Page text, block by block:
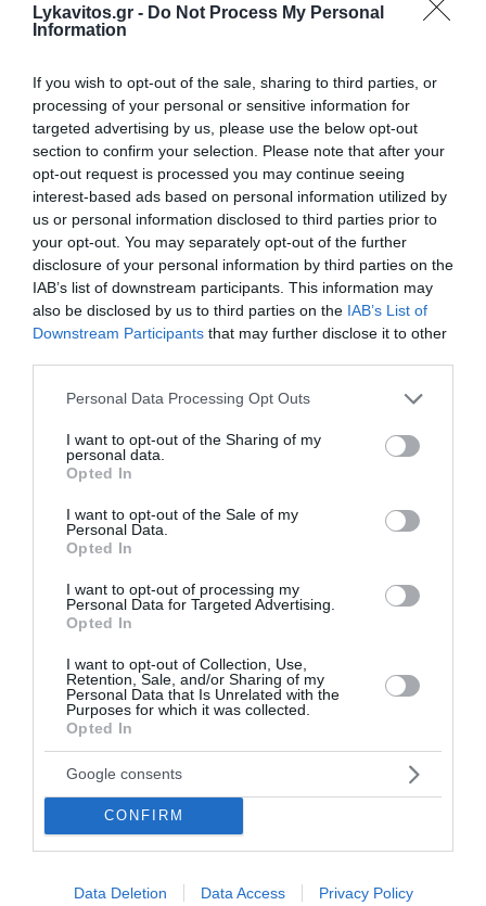
Lykavitos.gr - Do Not Process My Personal
Information
If you wish to opt-out of the sale, sharing to third parties, or
processing of your personal or sensitive information for
targeted advertising by us, please use the below opt-out
section to confirm your selection. Please note that after your
opt-out request is processed you may continue seeing
interest-based ads based on personal information utilized by
us or personal information disclosed to third parties prior to
your opt-out. You may separately opt-out of the further
disclosure of your personal information by third parties on the
IAB’s list of downstream participants. This information may
also be disclosed by us to third parties on the IAB’s List of
Downstream Participants that may further disclose it to other
Please note that this website/app uses one or more Google
not limited to your visit or usage behaviour. You may click to
grant or deny consent to Google and its third-party tags to
use your data for below specified purposes in below Google
consent section.
Personal Data Processing Opt Outs
I want to opt-out of the Sharing of my
personal data.
Opted In
I want to opt-out of the Sale of my
Personal Data.
Opted In
I want to opt-out of processing my
Personal Data for Targeted Advertising.
Opted In
I want to opt-out of Collection, Use,
Retention, Sale, and/or Sharing of my
Personal Data that Is Unrelated with the
Purposes for which it was collected.
Opted In
Google consents
CONFIRM
Data Deletion Data Access Privacy Policy
Αυτά τα προϊόντα θα είναι στα καλάθια των
Χριστουγέννων και του Άη Βασίλη
Σε λίγες ημέρες θα ανακοινωθεί το τι θα περιλαμβάνουν
το «Καλάθι των Χριστουγέννων» και το «Καλάθι του Άη
Βασίλη». Τα παραπάνω έκανε γνωστά ο Γενικ...
03 Δεκεμβρίου 2024
Καλάθι Άη Βασίλη: Κάνει πρεμιέρα την
Παρασκευή – Τι θα περιλαμβάνει
Από αύριο, Παρασκευή, 15 Δεκεμβρίου θα τεθεί σε
εφαρμογή το «Καλάθι του Άη Βασίλη». Υπενθυμίζεται
πως θα ισχύσει έως τις 10 Ιανουαρίου 2024 και στο κα...